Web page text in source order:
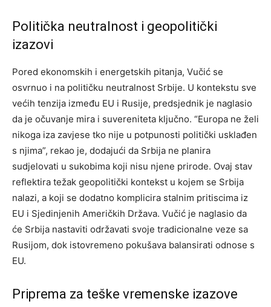
Politička neutralnost i geopolitički
izazovi
Pored ekonomskih i energetskih pitanja, Vučić se
osvrnuo i na političku neutralnost Srbije. U kontekstu sve
većih tenzija između EU i Rusije, predsjednik je naglasio
da je očuvanje mira i suvereniteta ključno. “Europa ne želi
nikoga iza zavjese tko nije u potpunosti politički usklađen
s njima”, rekao je, dodajući da Srbija ne planira
sudjelovati u sukobima koji nisu njene prirode. Ovaj stav
reflektira težak geopolitički kontekst u kojem se Srbija
nalazi, a koji se dodatno komplicira stalnim pritiscima iz
EU i Sjedinjenih Američkih Država. Vučić je naglasio da
će Srbija nastaviti održavati svoje tradicionalne veze sa
Rusijom, dok istovremeno pokušava balansirati odnose s
EU.
Priprema za teške vremenske izazove